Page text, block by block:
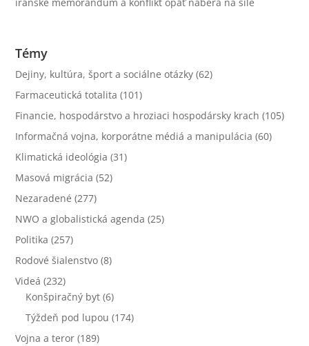
Témy
Dejiny, kultúra, šport a sociálne otázky (62)
Farmaceutická totalita (101)
Financie, hospodárstvo a hroziaci hospodársky krach (105)
Informačná vojna, korporátne médiá a manipulácia (60)
Klimatická ideológia (31)
Masová migrácia (52)
Nezaradené (277)
NWO a globalistická agenda (25)
Politika (257)
Rodové šialenstvo (8)
Videá (232)
Konšpiračný byt (6)
Týždeň pod lupou (174)
Vojna a teror (189)